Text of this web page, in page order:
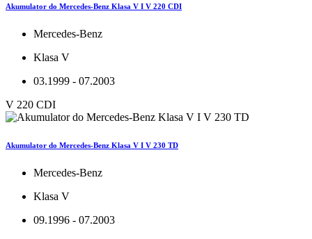
Akumulator do Mercedes-Benz Klasa V I V 220 CDI
Mercedes-Benz
Klasa V
03.1999 - 07.2003
V 220 CDI
Akumulator do Mercedes-Benz Klasa V I V 230 TD
Mercedes-Benz
Klasa V
09.1996 - 07.2003